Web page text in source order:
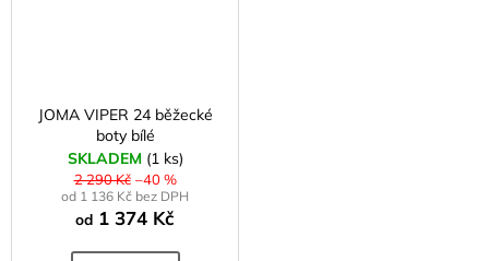
JOMA VIPER 24 běžecké
boty bílé
SKLADEM (1 ks)
2 290 Kč –40 %
od 1 136 Kč bez DPH
od 1 374 Kč